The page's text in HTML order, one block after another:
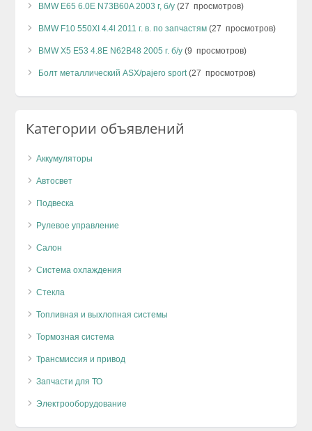
BMW E65 6.0E N73B60A 2003 г, б/у (27 просмотров)
BMW F10 550XI 4.4l 2011 г. в. по запчастям (27 просмотров)
BMW X5 E53 4.8E N62B48 2005 г. б/у (9 просмотров)
Болт металлический ASX/pajero sport (27 просмотров)
Категории объявлений
Аккумуляторы
Автосвет
Подвеска
Рулевое управление
Салон
Система охлаждения
Стекла
Топливная и выхлопная системы
Тормозная система
Трансмиссия и привод
Запчасти для ТО
Электрооборудование